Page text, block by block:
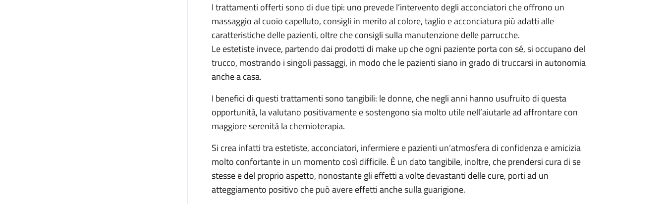
I trattamenti offerti sono di due tipi: uno prevede l’intervento degli acconciatori che offrono un
massaggio al cuoio capelluto, consigli in merito al colore, taglio e acconciatura più adatti alle
caratteristiche delle pazienti, oltre che consigli sulla manutenzione delle parrucche.
Le estetiste invece, partendo dai prodotti di make up che ogni paziente porta con sé, si occupano del
trucco, mostrando i singoli passaggi, in modo che le pazienti siano in grado di truccarsi in autonomia
anche a casa.
I benefici di questi trattamenti sono tangibili: le donne, che negli anni hanno usufruito di questa
opportunità, la valutano positivamente e sostengono sia molto utile nell’aiutarle ad affrontare con
maggiore serenità la chemioterapia.
Si crea infatti tra estetiste, acconciatori, infermiere e pazienti un’atmosfera di confidenza e amicizia
molto confortante in un momento così difficile. È un dato tangibile, inoltre, che prendersi cura di se
stesse e del proprio aspetto, nonostante gli effetti a volte devastanti delle cure, porti ad un
atteggiamento positivo che può avere effetti anche sulla guarigione.